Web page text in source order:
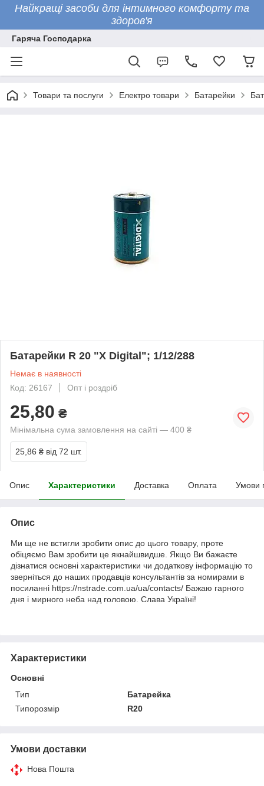
Найкращі засоби для інтимного комфорту та
здоров'я
Гаряча Господарка
Товари та послуги Електро товари Батарейки
Батарейки R 20 "X Digital"; 1/12/288
Немає в наявності
Код: 26167
Опт і роздріб
25,80 ₴
Мінімальна сума замовлення на сайті — 400 ₴
25,86 ₴ від 72 шт.
Опис Характеристики Доставка Оплата Умови
Опис
Ми ще не встигли зробити опис до цього товару, проте
обіцяємо Вам зробити це якнайшвидше. Якщо Ви бажаєте
дізнатися основні характеристики чи додаткову інформацію то
зверніться до наших продавців консультантів за номирами в
посиланні https://nstrade.com.ua/ua/contacts/ Бажаю гарного
дня і мирного неба над головою. Слава Україні!
Характеристики
Основні
Тип
Батарейка
Типорозмір
R20
Умови доставки
Нова Пошта